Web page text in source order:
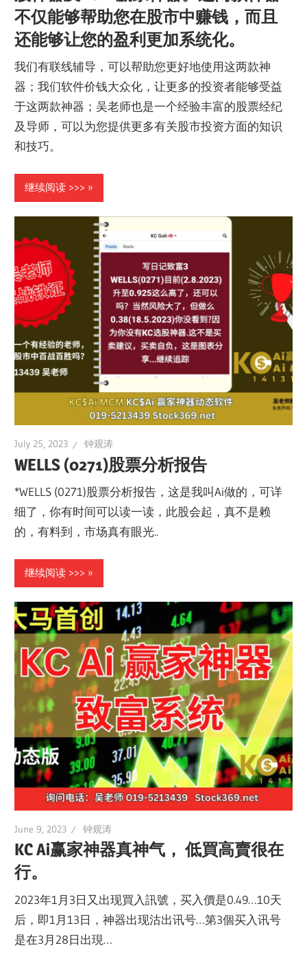
不仅能够帮助您在股市中赚钱，而且
还能够让您的盈利更加系统化。
我们有联线辅导，可以帮助您更好地使用这两款神
器；我们软件价钱大众化，让更多的投资者能够受益
于这两款神器；吴老师也是一个经验丰富的股票经纪
及导师，可以为您提供更多有关股市投资方面的知识
和技巧。
继续阅读 >>>
July 25, 2023 钟观涛
WELLS (0271)股票分析报告
*WELLS (0271)股票分析报告，这是我叫Ai做的，可详
细了，你有时间可以读一读，此股会起，真不是赖
的，有料到，市场真有眼光..
继续阅读 >>>
June 9, 2023 钟观涛
KC Ai赢家神器真神气， 低買高賣很在
行。
2023年1月3日又出现買入訊號，买入價是0.49…10天
后，即1月13日，神器出现沽出讯号…第3個买入讯号
是在3月28日出現…